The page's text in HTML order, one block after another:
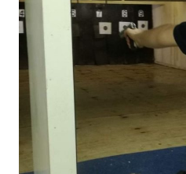
ADI”